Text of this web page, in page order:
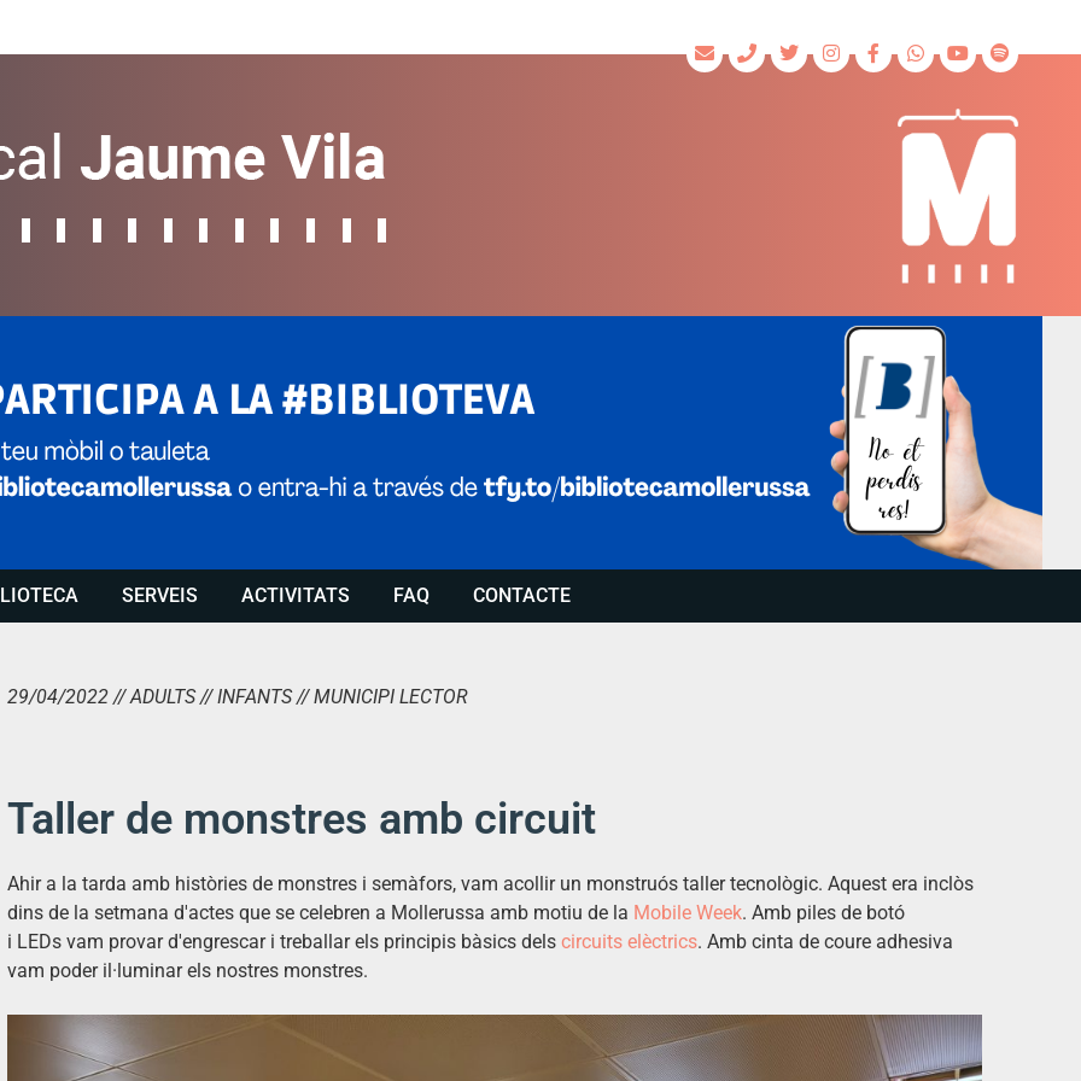
SERVEIS ACTIVITATS FAQ CONTACTE
29/04/2022 // ADULTS // INFANTS // MUNICIPI LECTOR
Taller de monstres amb circuit
Ahir a la tarda amb històries de monstres i semàfors, vam acollir un monstruós taller tecnològic. Aquest era inclòs
dins de la setmana d'actes que se celebren a Mollerussa amb motiu de la Mobile Week. Amb piles de botó
i LEDs vam provar d'engrescar i treballar els principis bàsics dels circuits elèctrics. Amb cinta de coure adhesiva
vam poder il·luminar els nostres monstres.